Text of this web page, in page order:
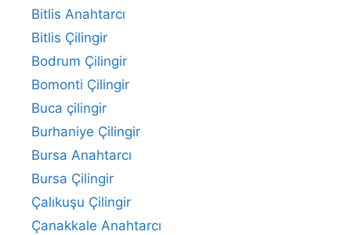
Bitlis Anahtarcı
Bitlis Çilingir
Bodrum Çilingir
Bomonti Çilingir
Buca çilingir
Burhaniye Çilingir
Bursa Anahtarcı
Bursa Çilingir
Çalıkuşu Çilingir
Çanakkale Anahtarcı